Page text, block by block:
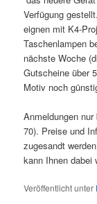
Verfügung
eignen mit K4-
Taschenlampen
nächste Woche
Gutscheine über
Motiv noch
Anmeldungen
70). Preise und
zugesandt
kann Ihnen dabei
Veröffentlicht unter